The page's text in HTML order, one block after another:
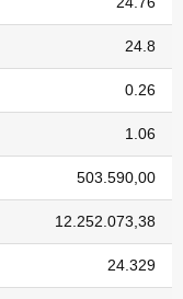
24.8
0.26
1.06
503.590,00
12.252.073,38
24.329